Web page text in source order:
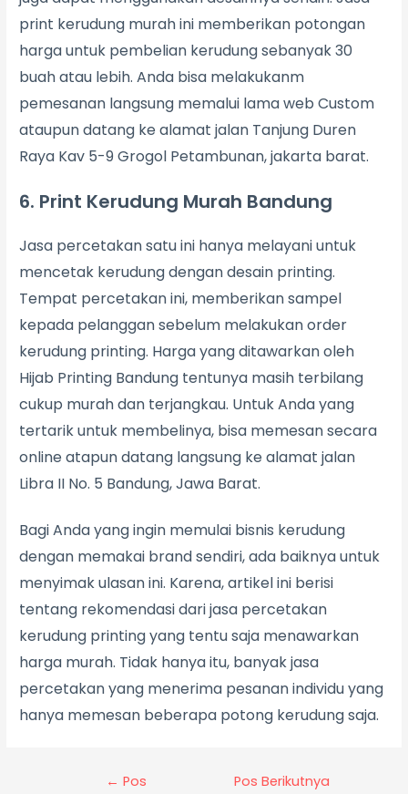
print kerudung murah ini memberikan potongan
harga untuk pembelian kerudung sebanyak 30
buah atau lebih. Anda bisa melakukanm
pemesanan langsung memalui lama web Custom
ataupun datang ke alamat jalan Tanjung Duren
Raya Kav 5-9 Grogol Petambunan, jakarta barat.
6. Print Kerudung Murah Bandung
Jasa percetakan satu ini hanya melayani untuk
mencetak kerudung dengan desain printing.
Tempat percetakan ini, memberikan sampel
kepada pelanggan sebelum melakukan order
kerudung printing. Harga yang ditawarkan oleh
Hijab Printing Bandung tentunya masih terbilang
cukup murah dan terjangkau. Untuk Anda yang
tertarik untuk membelinya, bisa memesan secara
online atapun datang langsung ke alamat jalan
Libra II No. 5 Bandung, Jawa Barat.
Bagi Anda yang ingin memulai bisnis kerudung
dengan memakai brand sendiri, ada baiknya untuk
menyimak ulasan ini. Karena, artikel ini berisi
tentang rekomendasi dari jasa percetakan
kerudung printing yang tentu saja menawarkan
harga murah. Tidak hanya itu, banyak jasa
percetakan yang menerima pesanan individu yang
hanya memesan beberapa potong kerudung saja.
← Pos
Pos Berikutnya